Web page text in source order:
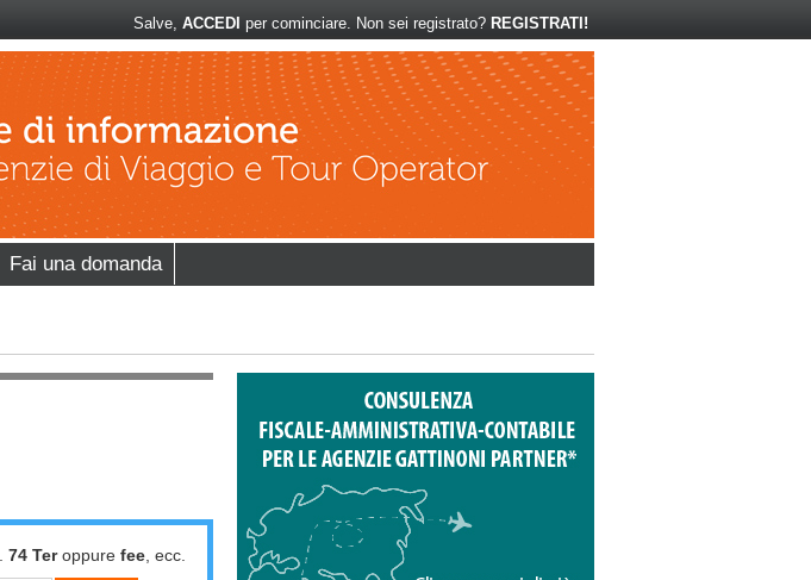
Salve, ACCEDI per cominciare. Non sei registrato? REGISTRATI!
Fai una domanda
74 Teroppure fee , ecc.